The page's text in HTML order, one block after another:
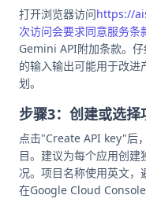
打开浏览器访问https://
次访问会要求同意服务条
Gemini API附加条款。
的输入输出可能用于改
划。
步骤3：创建或选择
点击"Create API key"后
目。建议为每个应用创
况。项目名称使用英文，
在Google Cloud Console